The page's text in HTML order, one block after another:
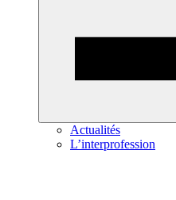
Actualités
L’interprofession